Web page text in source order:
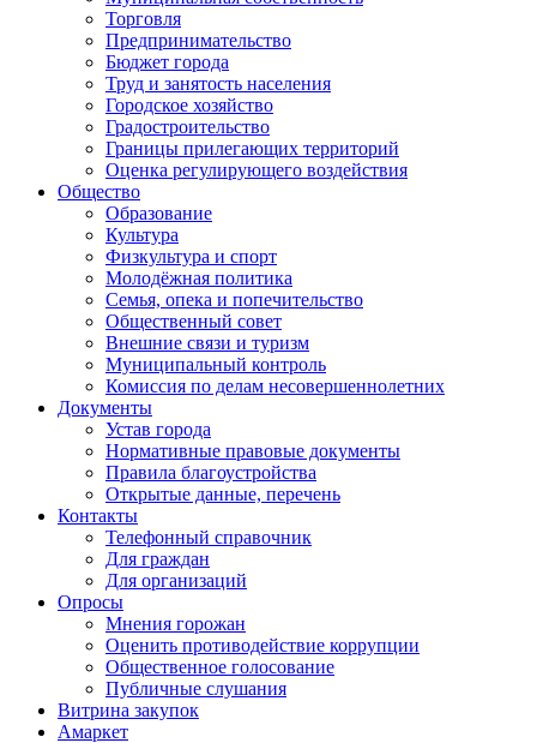
Торговля
Предпринимательство
Бюджет города
Труд и занятость населения
Городское хозяйство
Градостроительство
Границы прилегающих территорий
Оценка регулирующего воздействия
Общество
Образование
Культура
Физкультура и спорт
Молодёжная политика
Семья, опека и попечительство
Общественный совет
Внешние связи и туризм
Муниципальный контроль
Комиссия по делам несовершеннолетних
Документы
Устав города
Нормативные правовые документы
Правила благоустройства
Открытые данные, перечень
Контакты
Телефонный справочник
Для граждан
Для организаций
Опросы
Мнения горожан
Оценить противодействие коррупции
Общественное голосование
Публичные слушания
Витрина закупок
Амаркет